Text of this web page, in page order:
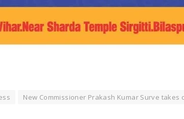
New Commissioner Prakash Kumar Surve takes